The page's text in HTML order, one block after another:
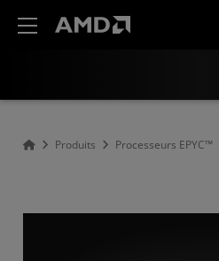
Produits Processeurs EPYC™